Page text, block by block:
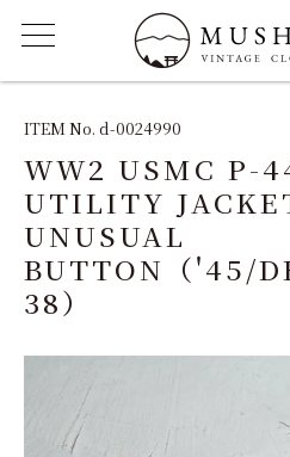
FEATURE
ARCHIVE
ITEM No. d-0024990
WW2 USMC P-
UTILITY
UNUSUAL
BUTTON（'45/
38）